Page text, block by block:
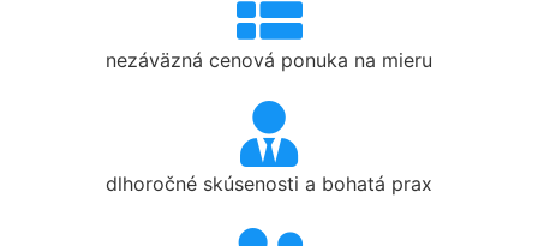
nezáväzná cenová ponuka na mieru
dlhoročné skúsenosti a bohatá prax